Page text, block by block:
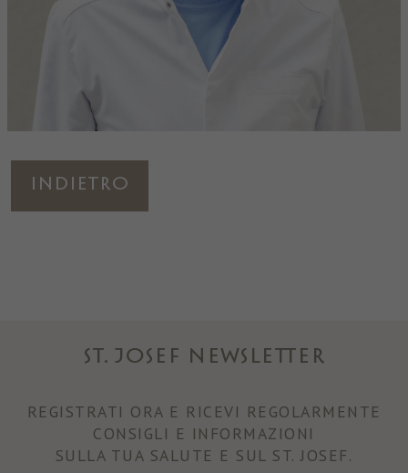
Indietro
ST. JOSEF NEWSLETTER
REGISTRATI ORA E RICEVI REGOLARMENTE
CONSIGLI E INFORMAZIONI
SULLA TUA SALUTE E SUL ST. JOSEF.